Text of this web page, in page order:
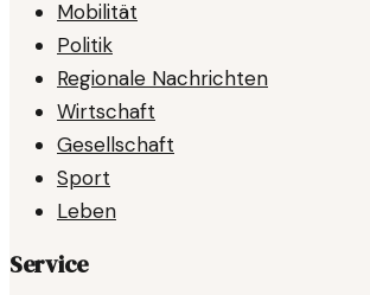
Mobilität
Politik
Regionale Nachrichten
Wirtschaft
Gesellschaft
Sport
Leben
Service